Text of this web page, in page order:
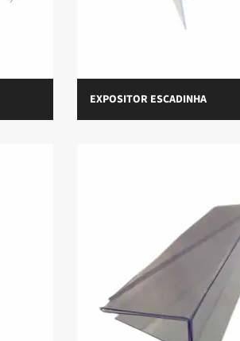
EXPOSITOR ESCADINHA